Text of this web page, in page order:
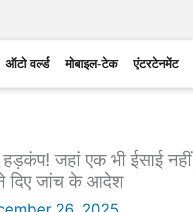
ऑटो वर्ल्ड मोबाइल-टेक एंटरटेनमेंट
हड़कंप! जहां एक भी ईसाई
दिए जांच के आदेश